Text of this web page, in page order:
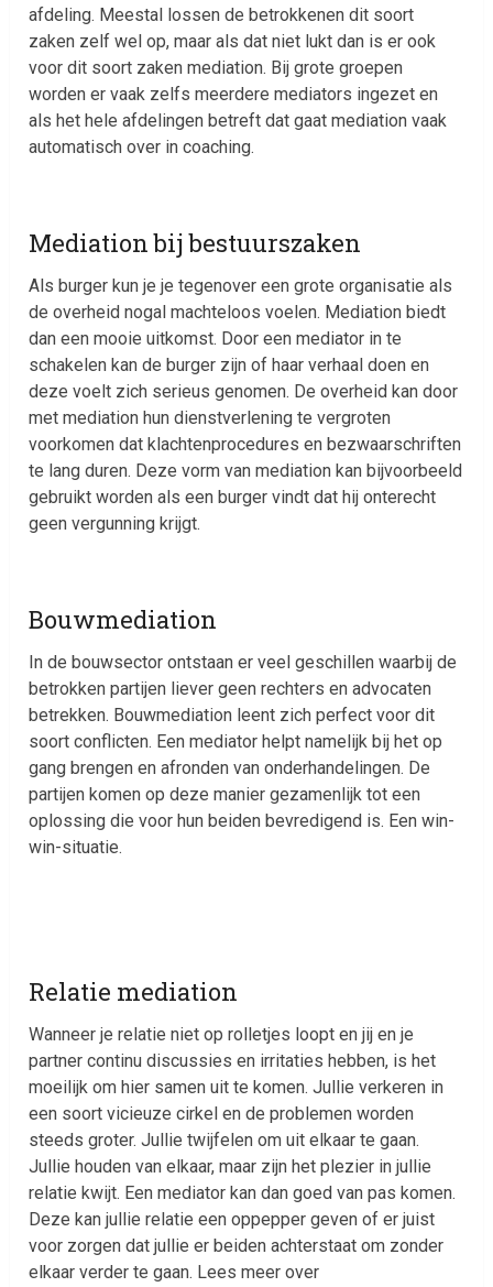
afdeling. Meestal lossen de betrokkenen dit soort
zaken zelf wel op, maar als dat niet lukt dan is er ook
voor dit soort zaken mediation. Bij grote groepen
worden er vaak zelfs meerdere mediators ingezet en
als het hele afdelingen betreft dat gaat mediation vaak
automatisch over in coaching.
Mediation bij bestuurszaken
Als burger kun je je tegenover een grote organisatie als
de overheid nogal machteloos voelen. Mediation biedt
dan een mooie uitkomst. Door een mediator in te
schakelen kan de burger zijn of haar verhaal doen en
deze voelt zich serieus genomen. De overheid kan door
met mediation hun dienstverlening te vergroten
voorkomen dat klachtenprocedures en bezwaarschriften
te lang duren. Deze vorm van mediation kan bijvoorbeeld
gebruikt worden als een burger vindt dat hij onterecht
geen vergunning krijgt.
Bouwmediation
In de bouwsector ontstaan er veel geschillen waarbij de
betrokken partijen liever geen rechters en advocaten
betrekken. Bouwmediation leent zich perfect voor dit
soort conflicten. Een mediator helpt namelijk bij het op
gang brengen en afronden van onderhandelingen. De
partijen komen op deze manier gezamenlijk tot een
oplossing die voor hun beiden bevredigend is. Een win-
win-situatie.
Relatie mediation
Wanneer je relatie niet op rolletjes loopt en jij en je
partner continu discussies en irritaties hebben, is het
moeilijk om hier samen uit te komen. Jullie verkeren in
een soort vicieuze cirkel en de problemen worden
steeds groter. Jullie twijfelen om uit elkaar te gaan.
Jullie houden van elkaar, maar zijn het plezier in jullie
relatie kwijt. Een mediator kan dan goed van pas komen.
Deze kan jullie relatie een oppepper geven of er juist
voor zorgen dat jullie er beiden achterstaat om zonder
elkaar verder te gaan. Lees meer over